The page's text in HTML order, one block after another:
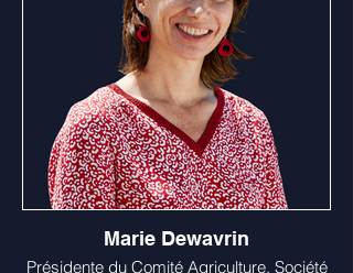
Marie Dewavrin
Présidente du Comité Agriculture, Société